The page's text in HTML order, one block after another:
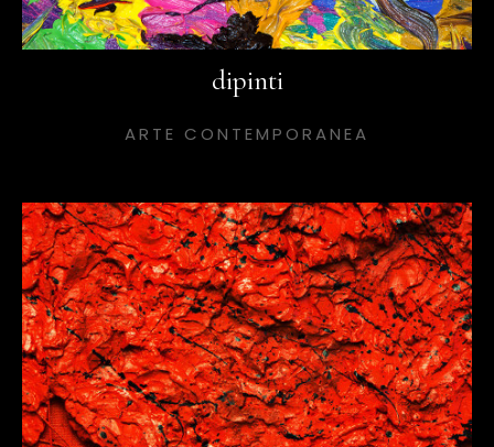
dipinti
ARTE CONTEMPORANEA